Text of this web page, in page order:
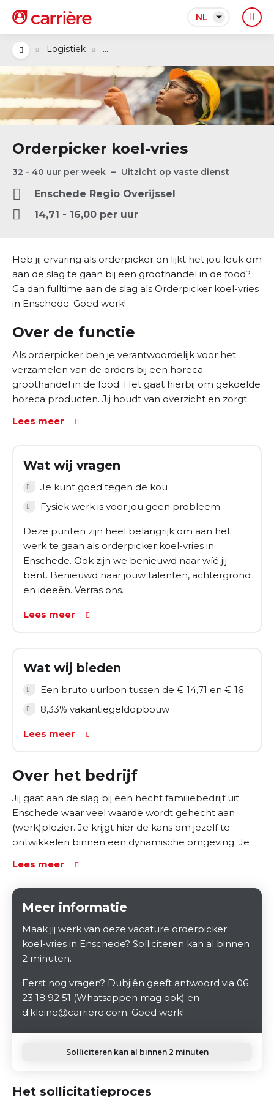
NL
Logistiek ...
Orderpicker koel-vries
32 - 40 uur per week Uitzicht op vaste dienst
Enschede Regio Overijssel
14,71 - 16,00 per uur
Heb jij ervaring als orderpicker en lijkt het jou leuk om
aan de slag te gaan bij een groothandel in de food?
Ga dan fulltime aan de slag als Orderpicker koel-vries
in Enschede. Goed werk!
Over de functie
Als orderpicker ben je verantwoordelijk voor het
verzamelen van de orders bij een horeca
groothandel in de food. Het gaat hierbij om gekoelde
horeca producten. Jij houdt van overzicht en zorgt
De orders worden gescand
Dit alles doe je samen met een aantal collega´s.
Dit doe je allemaal ook regelmatig met een
elektrische palletwagen.
Lees meer
Wat wij vragen
Je kunt goed tegen de kou
Fysiek werk is voor jou geen probleem
Deze punten zijn heel belangrijk om aan het
werk te gaan als orderpicker koel-vries in
Enschede. Ook zijn we benieuwd naar wíé jij
bent. Benieuwd naar jouw talenten, achtergrond
en ideeën. Verras ons.
Lees meer
Wat wij bieden
Een bruto uurloon tussen de € 14,71 en € 16
8,33% vakantiegeldopbouw
Lees meer
Over het bedrijf
Jij gaat aan de slag bij een hecht familiebedrijf uit
Enschede waar veel waarde wordt gehecht aan
(werk)plezier. Je krijgt hier de kans om jezelf te
ontwikkelen binnen een dynamische omgeving. Je
orders voor die dag worden verzameld.
Lees meer
Meer informatie
Maak jij werk van deze vacature orderpicker
koel-vries in Enschede? Solliciteren kan al binnen
2 minuten.
Eerst nog vragen? Dubjiên geeft antwoord via 06
23 18 92 51 (Whatsappen mag ook) en
d.kleine@carriere.com. Goed werk!
Solliciteren kan al binnen 2 minuten
Het sollicitatieproces